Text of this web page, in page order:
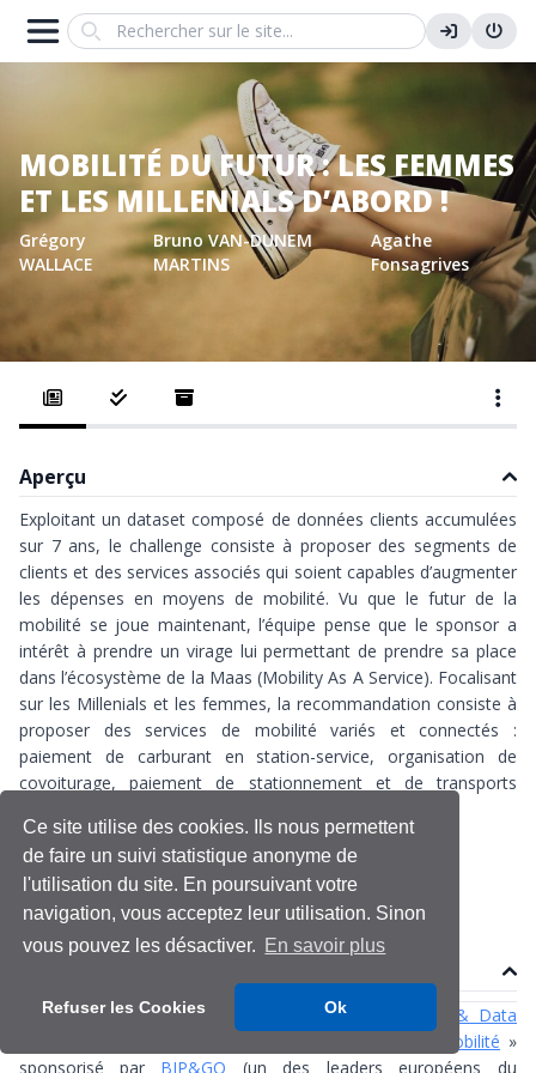
Ce site utilise des cookies. Ils nous permettent
de faire un suivi statistique anonyme de
l'utilisation du site. En poursuivant votre
navigation, vous acceptez leur utilisation. Sinon
vous pouvez les désactiver. En savoir plus
Refuser les Cookies Ok
Search
MOBILITÉ DU FUTUR : LES FEMMES
ET LES MILLENIALS D’ABORD !
Grégory
WALLACE
Bruno VAN-DUNEM
MARTINS
Agathe
Fonsagrives
Aperçu
Exploitant un dataset composé de données clients accumulées
sur 7 ans, le challenge consiste à proposer des segments de
clients et des services associés qui soient capables d’augmenter
les dépenses en moyens de mobilité. Vu que le futur de la
mobilité se joue maintenant, l’équipe pense que le sponsor a
intérêt à prendre un virage lui permettant de prendre sa place
dans l’écosystème de la Maas (Mobility As A Service). Focalisant
sur les Millenials et les femmes, la recommandation consiste à
proposer des services de mobilité variés et connectés :
paiement de carburant en station-service, organisation de
covoiturage, paiement de stationnement et de transports
Data challenge Marketing et Datascience
Cet article est issu du data challengeManagement & Data
Service client, innovation et mobilité »
sponsorisé par BIP&GO (un des leaders européens du